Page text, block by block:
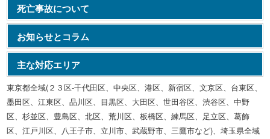
死亡事故について
お知らせとコラム
主な対応エリア
東京都全域(２３区-千代田区、中央区、港区、新宿区、文京区、台東区、
墨田区、江東区、品川区、目黒区、大田区、世田谷区、渋谷区、中野
区、杉並区、豊島区、北区、荒川区、板橋区、練馬区、足立区、葛飾
区、江戸川区、八王子市、立川市、武蔵野市、三鷹市など)、埼玉県全域